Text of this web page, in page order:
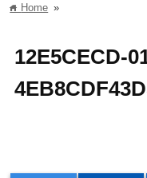
home Home »
12E5CECD-